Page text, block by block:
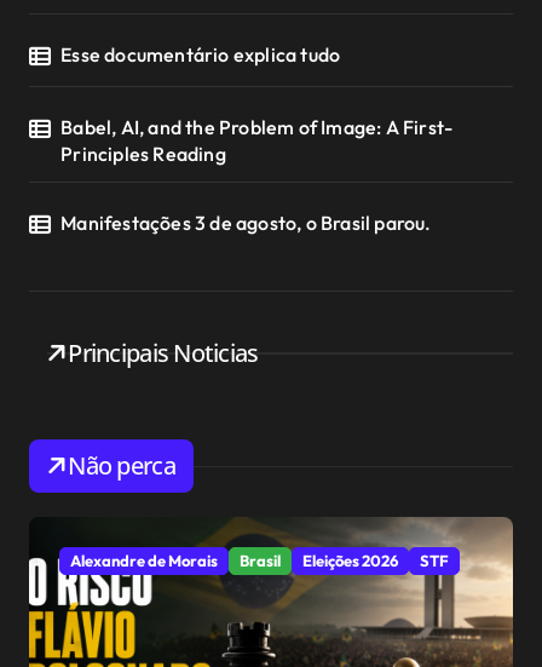
Esse documentário explica tudo
Babel, AI, and the Problem of Image: A First-
Principles Reading
Manifestações 3 de agosto, o Brasil parou.
Principais Noticias
Não perca
Alexandre de Morais Brasil Eleições 2026 STF